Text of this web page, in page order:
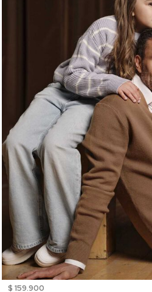
$ 159.900